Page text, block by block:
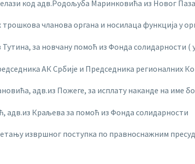
код адв.Родољуба Маринковића из Новог
трошкова чланова органа и носилаца функција у
за новчану помоћ из Фонда солидарности (
АК Србије и Председника регионалних
адв.из Пожеге, за исплату наканде на име
адв.из Краљева за помоћ из Фонда солидарности
извршног поступка по правноснажним